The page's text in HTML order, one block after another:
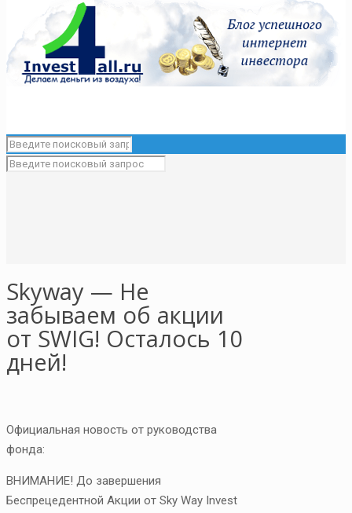
Skyway — Не
забываем об акции
от SWIG! Осталось 10
дней!
Официальная новость от руководства
фонда:
ВНИМАНИЕ! До завершения
Беспрецедентной Акции от Sky Way Invest